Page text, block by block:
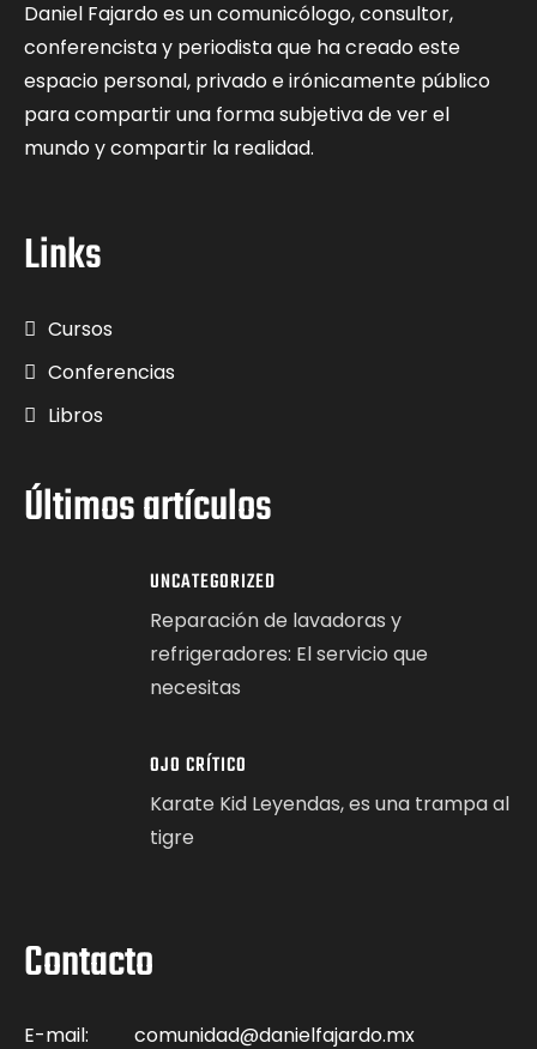
Daniel Fajardo es un comunicólogo, consultor,
conferencista y periodista que ha creado este
espacio personal, privado e irónicamente público
para compartir una forma subjetiva de ver el
mundo y compartir la realidad.
Links
Cursos
Conferencias
Libros
Últimos artículos
UNCATEGORIZED
Reparación de lavadoras y
refrigeradores: El servicio que
necesitas
OJO CRÍTICO
Karate Kid Leyendas, es una trampa al
tigre
Contacto
E-mail: comunidad@danielfajardo.mx